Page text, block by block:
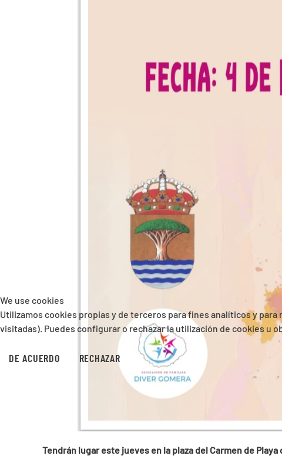
Tendrán lugar este jueves en la plaza del Carmen de
We use cookies
Utilizamos cookies propias y de terceros para fines analíticos y
visitadas). Puedes configurar o rechazar la utilización de cookies u
DE ACUERDO RECHAZAR